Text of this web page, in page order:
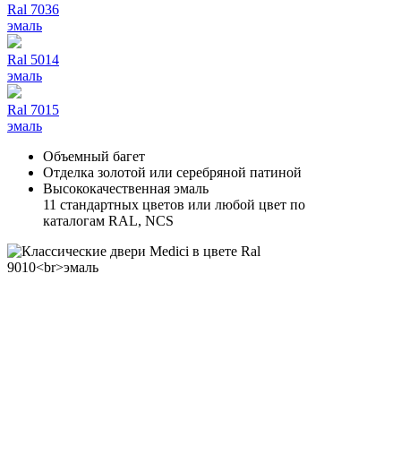
Ral 7036
эмаль
Ral 5014
эмаль
Ral 7015
эмаль
Объемный багет
Отделка золотой или серебряной патиной
Высококачественная эмаль
11 стандартных цветов или любой цвет по
каталогам RAL, NCS